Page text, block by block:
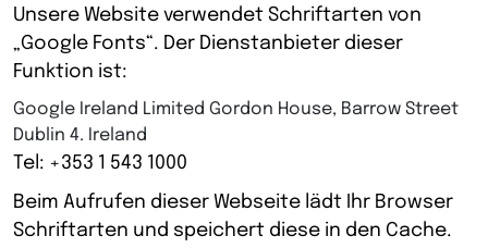
Unsere Website verwendet Schriftarten von
„Google Fonts“. Der Dienstanbieter dieser
Funktion ist:
Google Ireland Limited Gordon House, Barrow Street
Dublin 4. Ireland
Tel: +353 1 543 1000
Beim Aufrufen dieser Webseite lädt Ihr Browser
Schriftarten und speichert diese in den Cache.